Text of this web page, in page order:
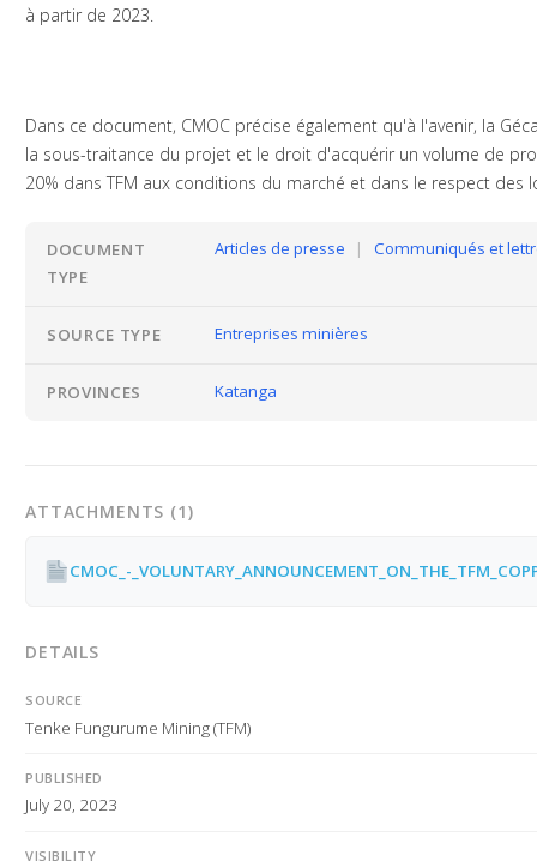
à partir de 2023.
Dans ce document, CMOC précise également qu'à l'avenir, la
la sous-traitance du projet et le droit d'acquérir un volume de
20% dans TFM aux conditions du marché et dans le respect des
DOCUMENT
TYPE
Articles de presse | Communiqués et
SOURCE TYPE Entreprises minières
PROVINCES Katanga
ATTACHMENTS (1)
DETAILS
SOURCE
Tenke Fungurume Mining (TFM)
PUBLISHED
July 20, 2023
VISIBILITY